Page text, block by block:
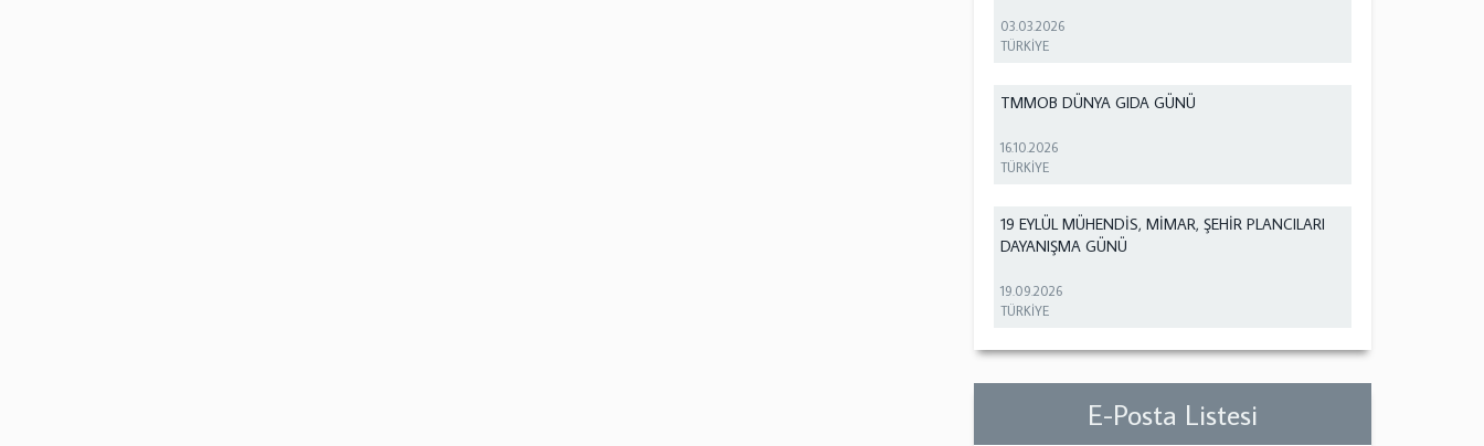
03.03.2026
TÜRKİYE
TMMOB DÜNYA GIDA GÜNÜ
16.10.2026
TÜRKİYE
19 EYLÜL MÜHENDİS, MİMAR, ŞEHİR PLANCILARI
DAYANIŞMA GÜNÜ
19.09.2026
TÜRKİYE
E-Posta Listesi